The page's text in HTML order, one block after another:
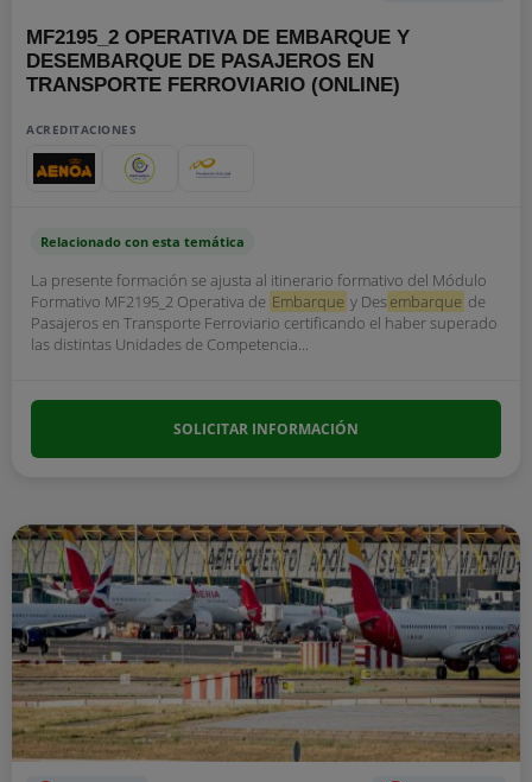
MF2195_2 OPERATIVA DE EMBARQUE Y
DESEMBARQUE DE PASAJEROS EN
TRANSPORTE FERROVIARIO (ONLINE)
ACREDITACIONES
Relacionado con esta temática
La presente formación se ajusta al itinerario formativo del Módulo
Formativo MF2195_2 Operativa de Embarque y Desembarque de
Pasajeros en Transporte Ferroviario certificando el haber superado
las distintas Unidades de Competencia...
SOLICITAR INFORMACIÓN